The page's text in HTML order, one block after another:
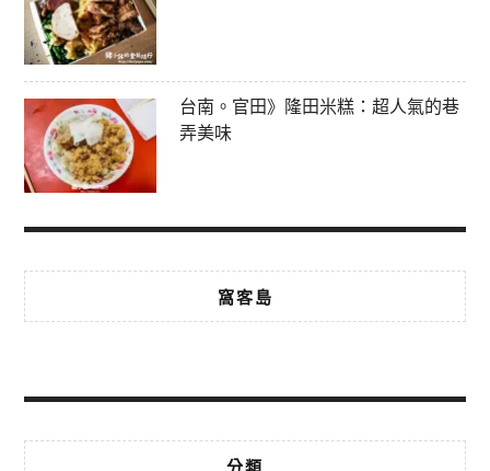
台南。官田》隆田米糕：超人氣的巷
弄美味
窩客島
分類